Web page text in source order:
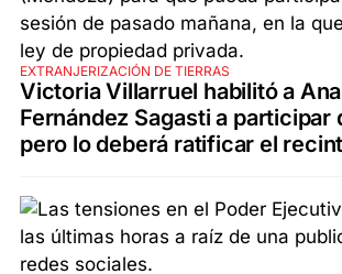
EXTRANJERIZACIÓN DE TIERRAS
Victoria Villarruel habilitó a
Fernández Sagasti a participar
pero lo deberá ratificar el